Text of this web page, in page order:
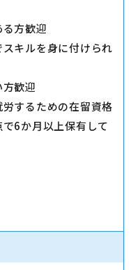
なお店作りをお願い
方歓迎
キルを身に付けられ
歓迎
するための在留資格
で6か月以上保有して